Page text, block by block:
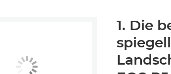
1. Die